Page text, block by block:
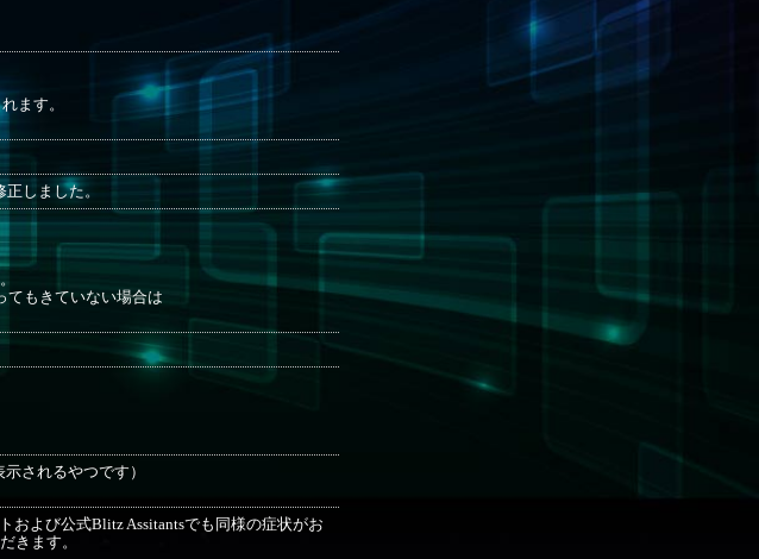
ます。
しました。
てもきていない場合は
されるやつです）
および公式Blitz Assitantsでも同様の症状がお
きます。